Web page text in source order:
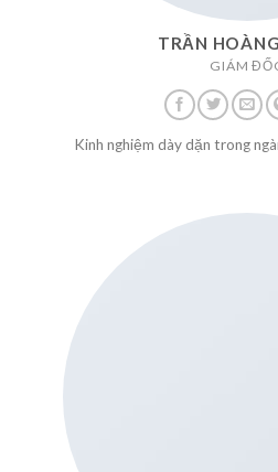
TRẦN
GIÁM
Kinh nghiệm dày dặn trong